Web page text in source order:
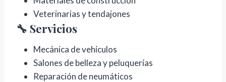
Veterinarias y tendajones
🔧 Servicios
Mecánica de vehículos
Salones de belleza y peluquerías
Reparación de neumáticos